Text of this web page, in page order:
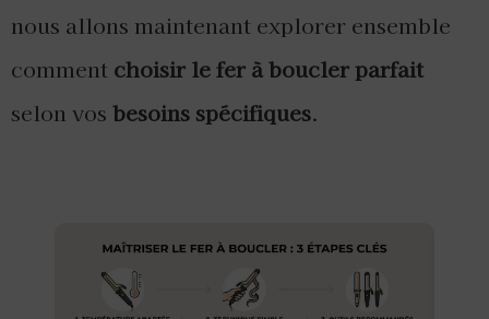
nous allons maintenant explorer ensemble
comment choisir le fer à boucler parfait
selon vos besoins spécifiques.